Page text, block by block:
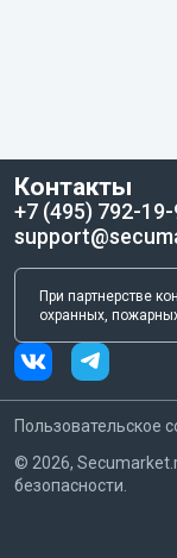
Контакты
+7 (495) 792-
При партнерстве
охранных,
Пользовательское
© 2026,
безопасности.